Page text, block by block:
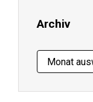
Archiv
Archiv